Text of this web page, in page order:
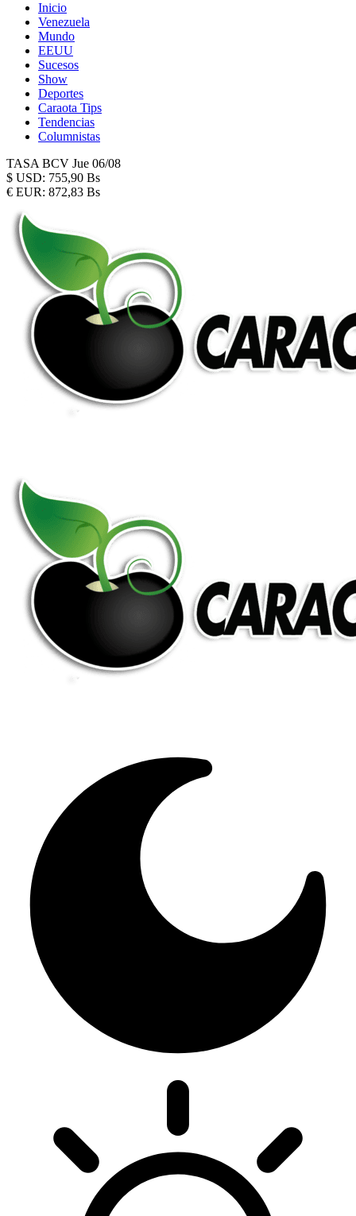
Inicio
Venezuela
Mundo
EEUU
Sucesos
Show
Deportes
Caraota Tips
Tendencias
Columnistas
TASA BCV Jue 06/08
$ USD: 755,90 Bs
€ EUR: 872,83 Bs